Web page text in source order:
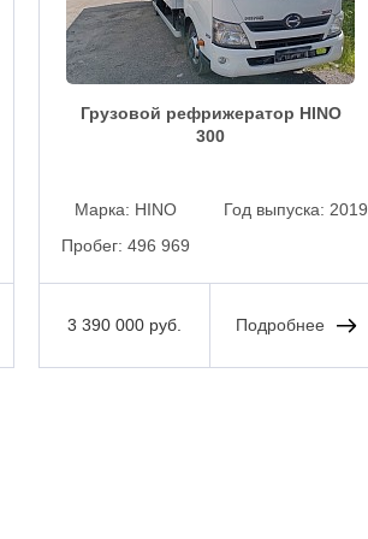
Грузовой рефрижератор HINO
300
Марка: HINO Год выпуска: 2019
Пробег: 496 969
3 390 000 руб. Подробнее